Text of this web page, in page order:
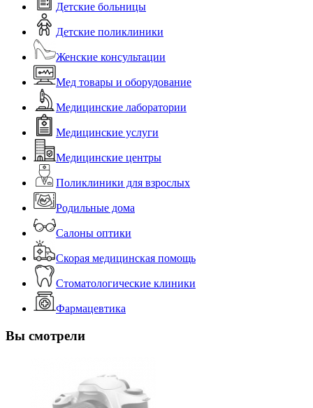
Детские больницы
Детские поликлиники
Женские консультации
Мед товары и оборудование
Медицинские лаборатории
Медицинские услуги
Медицинские центры
Поликлиники для взрослых
Родильные дома
Салоны оптики
Скорая медицинская помощь
Стоматологические клиники
Фармацевтика
Вы смотрели